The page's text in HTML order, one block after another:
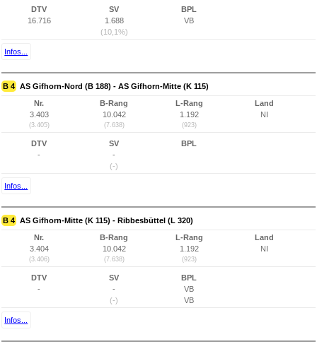
DTV
16.716
SV
1.688
(10,1%)
BPL
VB
Infos...
B 4 AS Gifhorn-Nord (B 188) - AS Gifhorn-Mitte (K 115)
Nr.
3.403
(3.405)
B-Rang
10.042
(7.638)
L-Rang
1.192
(923)
Land
NI
DTV
-
SV
-
(-)
BPL
Infos...
B 4 AS Gifhorn-Mitte (K 115) - Ribbesbüttel (L 320)
Nr.
3.404
(3.406)
B-Rang
10.042
(7.638)
L-Rang
1.192
(923)
Land
NI
DTV
-
SV
-
(-)
BPL
VB
VB
Infos...